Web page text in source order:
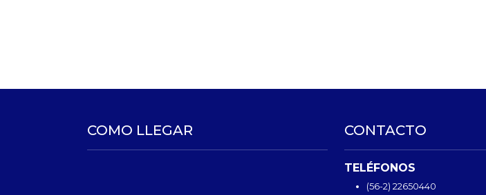
COMO LLEGAR CONTACTO
TELÉFONOS
(56-2) 22650440